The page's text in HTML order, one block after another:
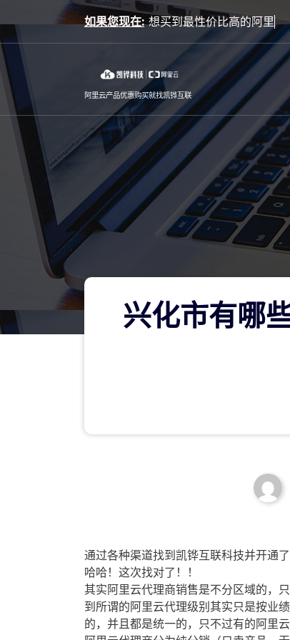
to
content
如果您现在:
阿里云产品优惠购买就找凯铧互联
兴化市有哪
通过各种渠道找到凯铧互联科技并开通
哈哈！这次找对了！！
其实阿里云代理商销售是不分区域的，
到所谓的阿里云代理级别其实只是按业
的，并且都是统一的，只不过有的阿里